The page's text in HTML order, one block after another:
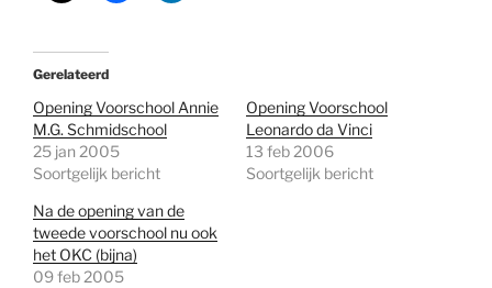
Gerelateerd
Opening Voorschool Annie
M.G. Schmidschool
25 jan 2005
Soortgelijk bericht
Opening Voorschool
Leonardo da Vinci
13 feb 2006
Soortgelijk bericht
Na de opening van de
tweede voorschool nu ook
het OKC (bijna)
09 feb 2005